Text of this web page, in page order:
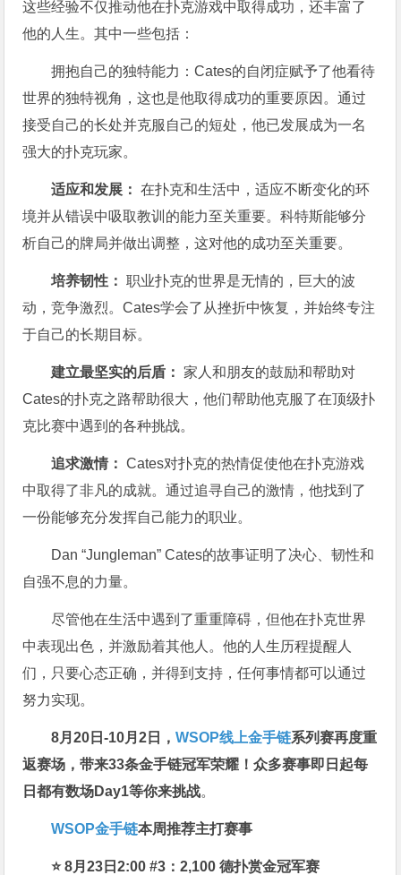
这些经验不仅推动他在扑克游戏中取得成功，还丰富了
他的人生。其中一些包括：
拥抱自己的独特能力：Cates的自闭症赋予了他看待
世界的独特视角，这也是他取得成功的重要原因。通过
接受自己的长处并克服自己的短处，他已发展成为一名
强大的扑克玩家。
适应和发展： 在扑克和生活中，适应不断变化的环
境并从错误中吸取教训的能力至关重要。科特斯能够分
析自己的牌局并做出调整，这对他的成功至关重要。
培养韧性： 职业扑克的世界是无情的，巨大的波
动，竞争激烈。Cates学会了从挫折中恢复，并始终专注
于自己的长期目标。
建立最坚实的后盾： 家人和朋友的鼓励和帮助对
Cates的扑克之路帮助很大，他们帮助他克服了在顶级扑
克比赛中遇到的各种挑战。
追求激情： Cates对扑克的热情促使他在扑克游戏
中取得了非凡的成就。通过追寻自己的激情，他找到了
一份能够充分发挥自己能力的职业。
Dan “Jungleman” Cates的故事证明了决心、韧性和
自强不息的力量。
尽管他在生活中遇到了重重障碍，但他在扑克世界
中表现出色，并激励着其他人。他的人生历程提醒人
们，只要心态正确，并得到支持，任何事情都可以通过
努力实现。
8月20日-10月2日，WSOP线上金手链系列赛再度重
返赛场 ，带来33条金手链冠军荣耀！众多赛事即日起每
日都有数场Day1等你来挑战。
WSOP金手链本周推荐主打赛事
⭐ 8月23日2:00 #3：2,100 德扑赏金冠军赛